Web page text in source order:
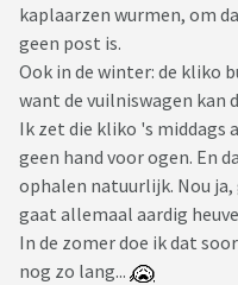
kaplaarzen wurmen, om
geen post is.
Ook in de winter: de kliko
want de vuilniswagen kan
Ik zet die kliko 's middags
geen hand voor ogen. En
ophalen natuurlijk. Nou
gaat allemaal aardig
In de zomer doe ik dat
nog zo lang...